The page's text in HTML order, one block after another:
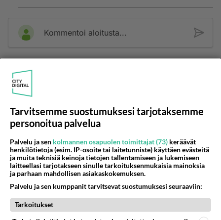
Kommentoi aloitusta...
Ketjusta on poistettu
LUETUIMMAT KESKUSTELUT
Mitä tuot pöytään parisuhteessa?
Siinäpä se kysymys on otsikossa. Mitäpä siis tuot/toisit pöytään parisuhteessa? Oletko mies vai nainen? Koetko sen mitä
04.08.2026 16:53
Sinkut
1287
Mikä sinua ja kaivattuasi
Yhdistää??????
Tarvitsemme suostumuksesi tarjotaksemme
personoitua palvelua
Palvelu ja sen kolmannen osapuolen toimittajat (73) keräävät
henkilötietoja (esim. IP-osoite tai laitetunniste) käyttäen evästeitä
ja muita teknisiä keinoja tietojen tallentamiseen ja lukemiseen
laitteellasi tarjotakseen sinulle tarkoituksenmukaisia mainoksia
ja parhaan mahdollisen asiakaskokemuksen.
Palvelu ja sen kumppanit tarvitsevat suostumuksesi seuraaviin:
Tarkoitukset